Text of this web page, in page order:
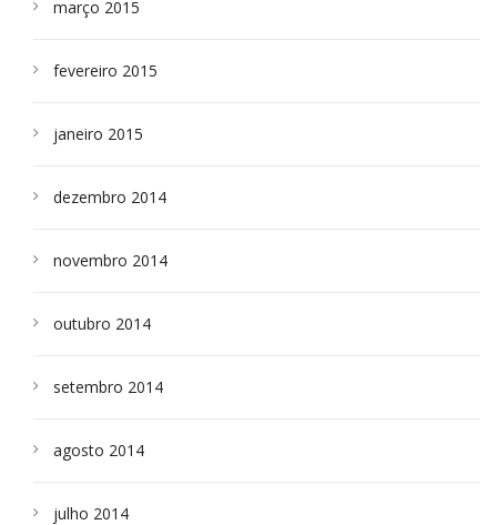
março 2015
fevereiro 2015
janeiro 2015
dezembro 2014
novembro 2014
outubro 2014
setembro 2014
agosto 2014
julho 2014